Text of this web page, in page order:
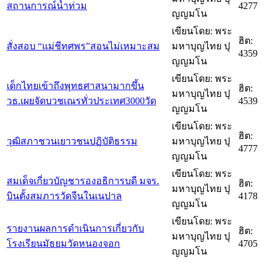
สถานการณ์น้ำท่วม
ญญมโน
4277
สั่งสอบ “แม่ชีทศพร”สอนไม่เหมาะสม
เขียนโดย: พระ
มหาบุญไทย ปุ
ญญมโน
ฮิต:
4359
เด็กไทยเข้าถึงพุทธศาสนามากขึ้น
วธ.เผยจัดบวชเณรทั่วประเทศ3000วัด
เขียนโดย: พระ
มหาบุญไทย ปุ
ญญมโน
ฮิต:
4539
วุฒิสภาชวนเยาวชนปฏิบัติธรรม
เขียนโดย: พระ
มหาบุญไทย ปุ
ญญมโน
ฮิต:
4777
สมเด็จเกี่ยวบัญชารองอธิการบดี มจร.
บินตั้งสมภารวัดจีนในเนปาล
เขียนโดย: พระ
มหาบุญไทย ปุ
ญญมโน
ฮิต:
4178
รายงานผลการดำเนินการเกี่ยวกับ
โรงเรียนมัธยมวัดหนองจอก
เขียนโดย: พระ
มหาบุญไทย ปุ
ญญมโน
ฮิต:
4705